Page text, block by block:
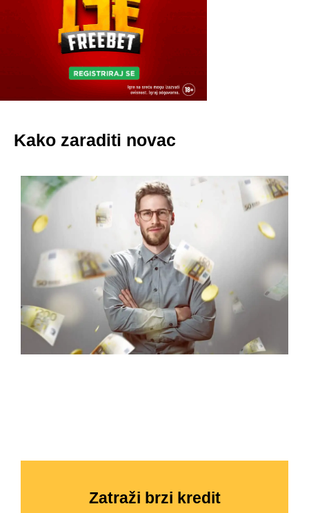
Kako zaraditi novac
Zatraži brzi kredit